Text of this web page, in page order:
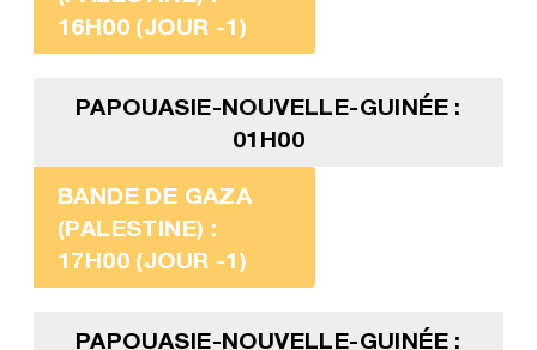
16H00 (JOUR -1)
PAPOUASIE-NOUVELLE-GUINÉE :
01H00
BANDE DE GAZA
(PALESTINE) :
17H00 (JOUR -1)
PAPOUASIE-NOUVELLE-GUINÉE :